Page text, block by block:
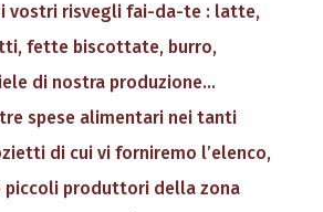
i vostri risvegli fai-da-te : latte,
fette biscottate, burro,
di nostra produzione…
spese alimentari nei tanti
di cui vi forniremo l’elenco,
piccoli produttori della zona